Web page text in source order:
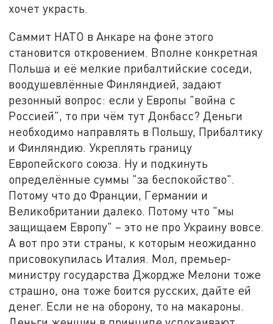
хочет украсть.
Саммит НАТО в Анкаре на фоне этого
становится откровением. Вполне конкретная
Польша и её мелкие прибалтийские соседи,
воодушевлённые Финляндией, задают
резонный вопрос: если у Европы "война с
Россией", то при чём тут Донбасс? Деньги
необходимо направлять в Польшу, Прибалтику
и Финляндию. Укреплять границу
Европейского союза. Ну и подкинуть
определённые суммы "за беспокойство".
Потому что до Франции, Германии и
Великобритании далеко. Потому что "мы
защищаем Европу" – это не про Украину вовсе.
А вот про эти страны, к которым неожиданно
присовокупилась Италия. Мол, премьер-
министру государства Джордже Мелони тоже
страшно, она тоже боится русских, дайте ей
денег. Если не на оборону, то на макароны.